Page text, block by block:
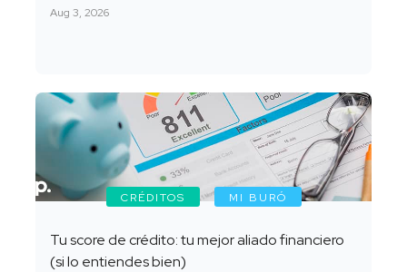
Aug 3, 2026
CRÉDITOS MI BURÓ
Tu score de crédito: tu mejor aliado financiero
(si lo entiendes bien)